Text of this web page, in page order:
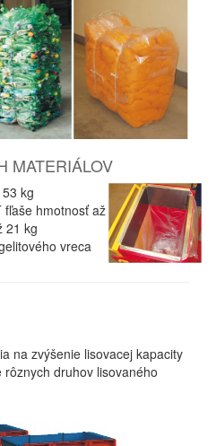
MATERIÁLOV
kg
fľaše hmotnosť až 35 kg/25 kg
21 kg
vreca
na zvýšenie lisovacej kapacity
druhov lisovaného